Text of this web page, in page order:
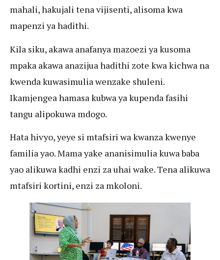
mahali, hakujali tena vijisenti, alisoma kwa
mapenzi ya hadithi.
Kila siku, akawa anafanya mazoezi ya kusoma
mpaka akawa anazijua hadithi zote kwa kichwa na
kwenda kuwasimulia wenzake shuleni.
Ikamjengea hamasa kubwa ya kupenda fasihi
tangu alipokuwa mdogo.
Hata hivyo, yeye si mtafsiri wa kwanza kwenye
familia yao. Mama yake ananisimulia kuwa baba
yao alikuwa kadhi enzi za uhai wake. Tena alikuwa
mtafsiri kortini, enzi za mkoloni.